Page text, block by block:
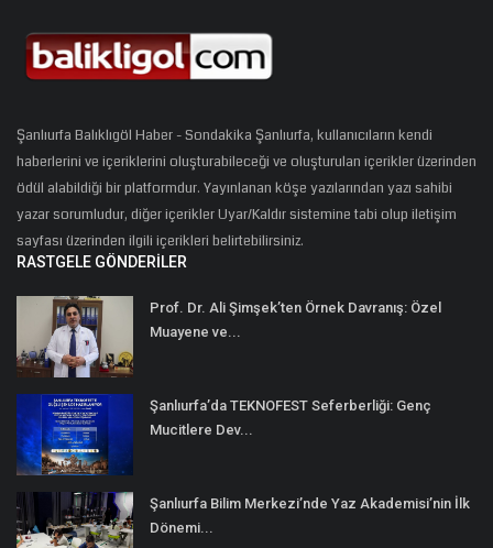
Şanlıurfa Balıklıgöl Haber - Sondakika Şanlıurfa, kullanıcıların kendi
haberlerini ve içeriklerini oluşturabileceği ve oluşturulan içerikler üzerinden
ödül alabildiği bir platformdur. Yayınlanan köşe yazılarından yazı sahibi
yazar sorumludur, diğer içerikler Uyar/Kaldır sistemine tabi olup iletişim
sayfası üzerinden ilgili içerikleri belirtebilirsiniz.
RASTGELE GÖNDERILER
Prof. Dr. Ali Şimşek’ten Örnek Davranış: Özel
Muayene ve...
Şanlıurfa’da TEKNOFEST Seferberliği: Genç
Mucitlere Dev...
Şanlıurfa Bilim Merkezi’nde Yaz Akademisi’nin İlk
Dönemi...